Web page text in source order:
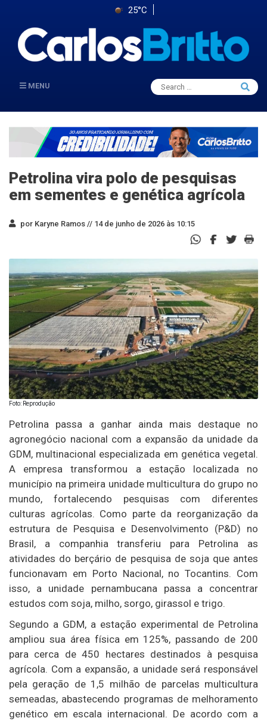
25°C
MENU
Search
for:
Search
Petrolina vira polo de pesquisas
em sementes e genética agrícola
por Karyne Ramos // 14 de junho de 2026 às 10:15
Foto: Reprodução
Petrolina passa a ganhar ainda mais destaque no
agronegócio nacional com a expansão da unidade da
GDM, multinacional especializada em genética vegetal.
A empresa transformou a estação localizada no
município na primeira unidade multicultura do grupo no
mundo, fortalecendo pesquisas com diferentes
culturas agrícolas. Como parte da reorganização da
estrutura de Pesquisa e Desenvolvimento (P&D) no
Brasil, a companhia transferiu para Petrolina as
atividades do berçário de pesquisa de soja que antes
funcionavam em Porto Nacional, no Tocantins. Com
isso, a unidade pernambucana passa a concentrar
estudos com soja, milho, sorgo, girassol e trigo.
Segundo a GDM, a estação experimental de Petrolina
ampliou sua área física em 125%, passando de 200
para cerca de 450 hectares destinados à pesquisa
agrícola. Com a expansão, a unidade será responsável
pela geração de 1,5 milhão de parcelas multicultura
semeadas, abastecendo programas de melhoramento
genético em escala internacional. De acordo com a